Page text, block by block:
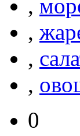
,
,
,
,
0